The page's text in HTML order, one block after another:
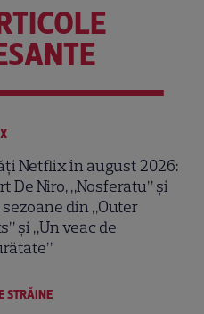
Netflix în august 2026:
De Niro, „Nosferatu” și
din „Outer
și „Un veac de
STRĂINE